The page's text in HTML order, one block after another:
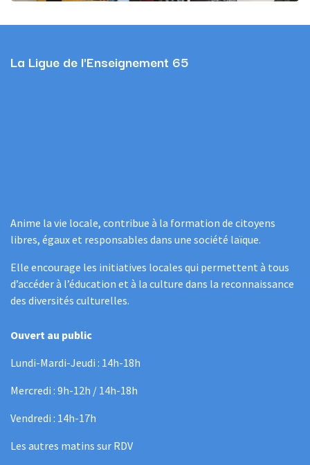
La Ligue de l'Enseignement 65
Anime la vie locale, contribue à la formation de citoyens
libres, égaux et responsables dans une société laïque.
Elle encourage les initiatives locales qui permettent à tous
d’accéder à l’éducation et à la culture dans la reconnaissance
des diversités culturelles.
Ouvert au public
Lundi-Mardi-Jeudi : 14h-18h
Mercredi : 9h-12h / 14h-18h
Vendredi : 14h-17h
Les autres matins sur RDV